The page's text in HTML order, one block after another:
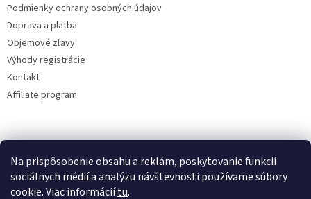
Na prispôsobenie obsahu a reklám, poskytovanie funkcií
sociálnych médií a analýzu návštevnosti používame súbory
cookie. Viac informáciítu.
Podmienky ochrany osobných údajov
Doprava a platba
Objemové zľavy
Výhody registrácie
Kontakt
Affiliate program